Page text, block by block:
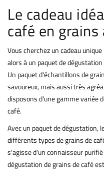
Le cadeau
café en
Vous cherchez un cadeau
alors à un paquet de
Un paquet d'échantillons de
savoureux, mais aussi très
disposons d'une gamme variée
café.
Avec un paquet de dégustation,
différents types de grains de
s'agisse d'un connaisseur
dégustation de grains de café